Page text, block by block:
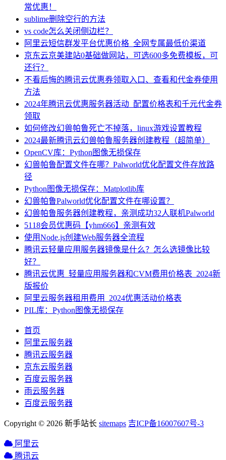
常优惠！
sublime删除空行的方法
vs code怎么关闭侧边栏？
阿里云短信群发平台优惠价格_全网专属最低价渠道
京东云京美建站0基础做网站，可选600多免费模板，可
还行？
不看后悔的腾讯云优惠券领取入口、查看和代金券使用
方法
2024年腾讯云优惠服务器活动_配置价格表和千元代金券
领取
如何修改幻兽帕鲁死亡不掉落，linux游戏设置教程
2024最新腾讯云幻兽帕鲁服务器创建教程（超简单）
OpenCV库：Python图像无损保存
幻兽帕鲁配置文件在哪？Palworld优化配置文件存放路
径
Python图像无损保存：Matplotlib库
幻兽帕鲁Palworld优化配置文件在哪设置？
幻兽帕鲁服务器创建教程，亲测成功32人联机Palworld
5118会员优惠码【yhm666】亲测有效
使用Node.js创建Web服务器全流程
腾讯云轻量应用服务器镜像是什么？怎么选镜像比较
好？
腾讯云优惠_轻量应用服务器和CVM费用价格表_2024新
版报价
阿里云服务器租用费用_2024优惠活动价格表
PIL库：Python图像无损保存
首页
阿里云服务器
腾讯云服务器
京东云服务器
百度云服务器
雨云服务器
百度云服务器
Copyright © 2026 新手站长 sitemaps 吉ICP备16007607号-3
阿里云
腾讯云